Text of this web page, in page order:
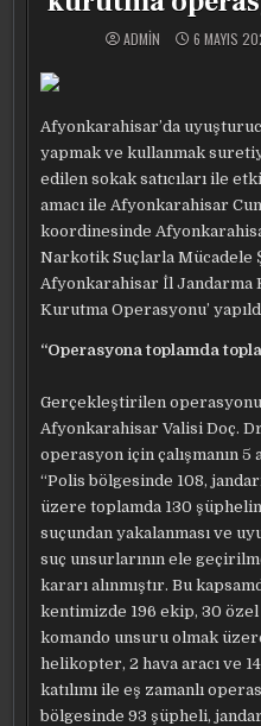
ADMIN 6 MAYIS
Afyonkarahisar’da
yapmak ve kullanmak
edilen sokak satıcıları ile
amacı ile Afyonkarahisar
koordinesinde
Narkotik Suçlarla Mücadele
Afyonkarahisar İl Jandarma
Kurutma Operasyonu’
“Operasyona toplamda
Gerçekleştirilen
Afyonkarahisar Valisi Doç.
operasyon için çalışmanın
“Polis bölgesinde 108,
üzere toplamda 130
suçundan yakalanması ve
suç unsurlarının ele
kararı alınmıştır. Bu
kentimizde 196 ekip, 30
komando unsuru olmak
helikopter, 2 hava aracı ve
katılımı ile eş zamanlı
bölgesinde 93 şüpheli,